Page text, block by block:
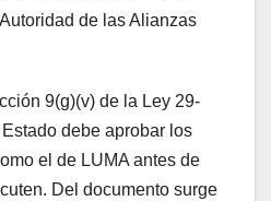
de las Alianzas
9(g)(v) de la Ley 29-
debe aprobar los
el de LUMA antes de
Del documento surge